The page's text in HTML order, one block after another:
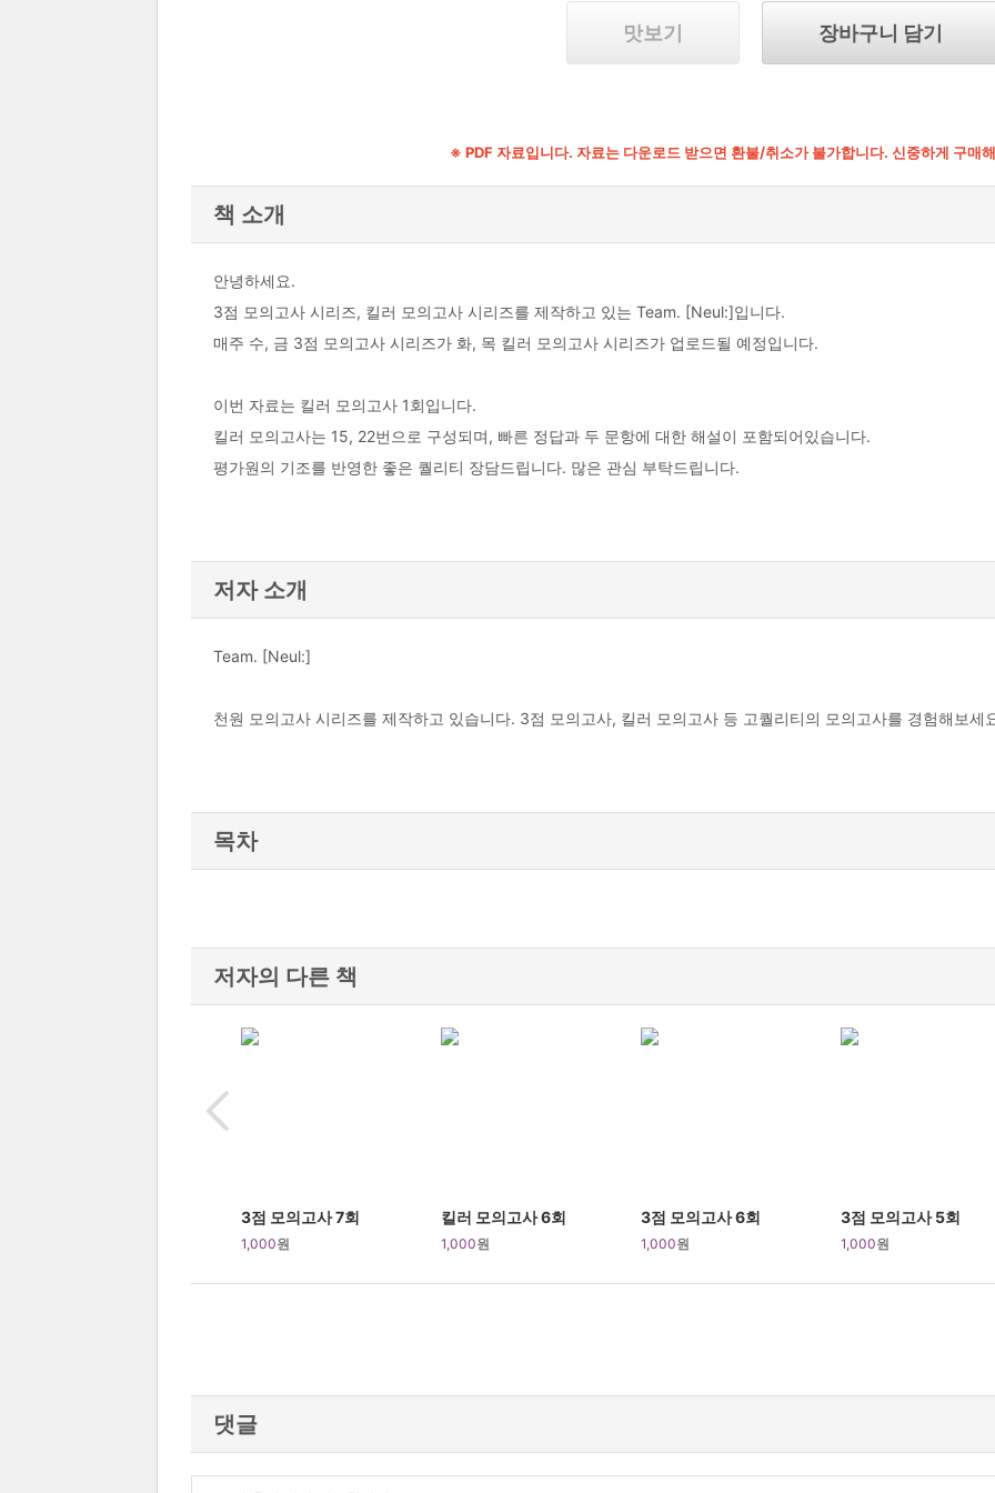
맛보기 장바구니 담기
※ PDF 자료입니다. 자료는 다운로드 받으면 환불/취소가 불가합니다. 신중하게 구매
책 소개
안녕하세요.
3점 모의고사 시리즈, 킬러 모의고사 시리즈를 제작하고 있는 Team. [Neul:]입니다.
매주 수, 금 3점 모의고사 시리즈가 화, 목 킬러 모의고사 시리즈가 업로드될 예정입니다.
이번 자료는 킬러 모의고사 1회입니다.
킬러 모의고사는 15, 22번으로 구성되며, 빠른 정답과 두 문항에 대한 해설이 포함되어있습니다.
평가원의 기조를 반영한 좋은 퀄리티 장담드립니다. 많은 관심 부탁드립니다.
저자 소개
Team. [Neul:]
천원 모의고사 시리즈를 제작하고 있습니다. 3점 모의고사, 킬러 모의고사 등 고퀄리티의 모의고사를 경험해보세
목차
저자의 다른 책
3점 모의고사 7회
1,000원
킬러 모의고사 6회
1,000원
3점 모의고사 6회
1,000원
3점 모의고사 5회
1,000원
댓글